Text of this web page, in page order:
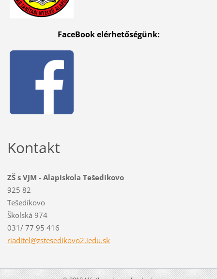
FaceBook elérhetőségünk:
Kontakt
ZŠ s VJM - Alapiskola Tešedíkovo
925 82
Tešedíkovo
Školská 974
031/ 77 95 416
riaditel@zstesedikovo2.iedu.sk